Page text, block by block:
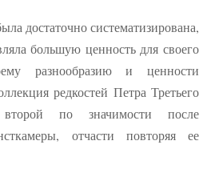
достаточно систематизиро­вана,
большую ценность для своего
разнообразию и ценности
редкостей Петра Третьего
второй по значимости после
отчасти повторяя ее